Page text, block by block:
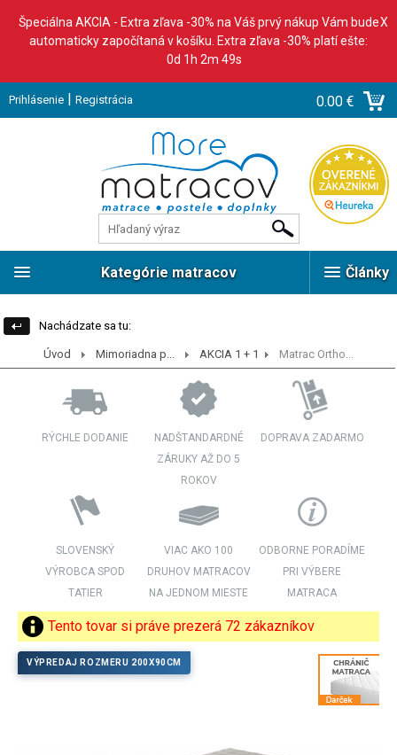
Špeciálna AKCIA - Extra zľava -30% na Váš prvý nákup Vám bude
automaticky započítaná v košíku. Extra zľava -30% platí ešte:
0d 1h 2m 46s
X
Prihlásenie | Registrácia 0.00 €
Články
Kategórie matracov
Nachádzate sa tu:
Úvod Mimoriadna p... AKCIA 1 + 1 Matrac Ortho...
RÝCHLE DODANIE
NADŠTANDARDNÉ
ZÁRUKY AŽ DO 5
ROKOV
DOPRAVA ZADARMO
SLOVENSKÝ
VÝROBCA SPOD
TATIER
VIAC AKO 100
DRUHOV MATRACOV
NA JEDNOM MIESTE
ODBORNE PORADÍME
PRI VÝBERE
MATRACA
Tento tovar si práve prezerá 72 zákazníkov
VÝPREDAJ ROZMERU 200X90CM